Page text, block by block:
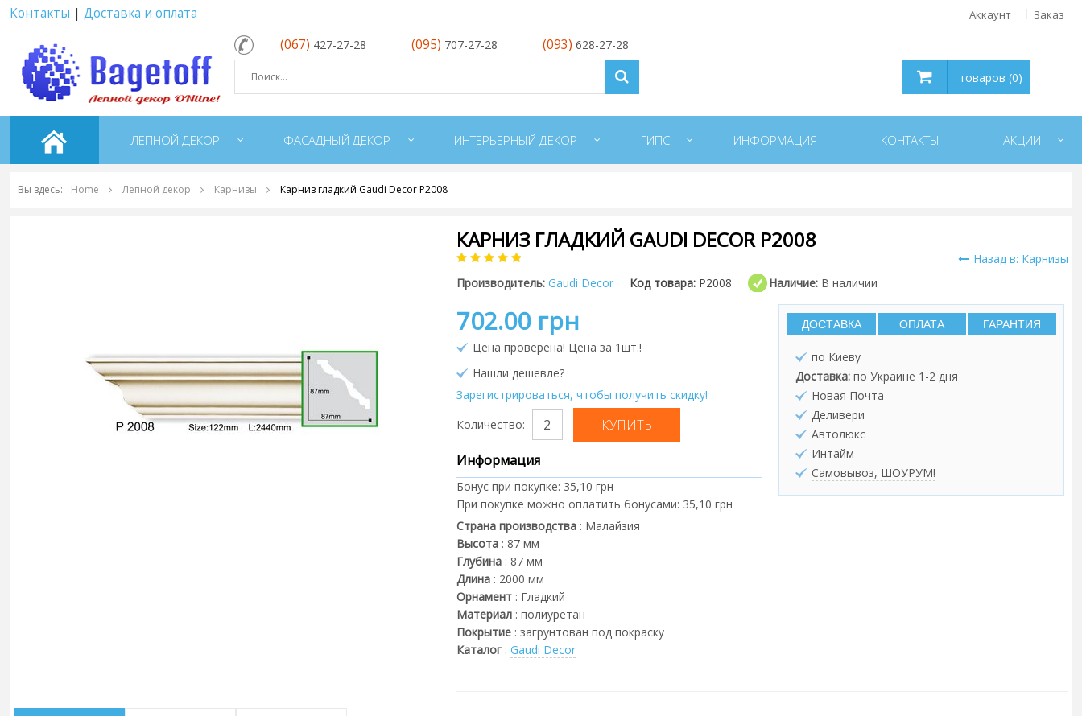
Контакты | Доставка и оплата Аккаунт Заказ
(067) 427-27-28 (095) 707-27-28 (093) 628-27-28
товаров (0)
ЛЕПНОЙ ДЕКОР ФАСАДНЫЙ ДЕКОР ИНТЕРЬЕРНЫЙ ДЕКОР ГИПС ИНФОРМАЦИЯ КОНТАКТЫ АКЦИИ
Вы здесь: Home Лепной декор Карнизы Карниз гладкий Gaudi Decor P2008
КАРНИЗ ГЛАДКИЙ GAUDI DECOR P2008
Назад в: Карнизы
Производитель: Gaudi Decor Код товара: P2008 Наличие: В наличии
702.00 грн
Цена проверена! Цена за 1шт.!
Нашли дешевле?
Зарегистрироваться, чтобы получить скидку!
Количество:
Информация
Бонус при покупке: 35,10 грн
При покупке можно оплатить бонусами: 35,10 грн
Страна производства: Малайзия
Высота: 87 мм
Глубина: 87 мм
Длина: 2000 мм
Орнамент: Гладкий
Материал: полиуретан
Покрытие: загрунтован под покраску
Каталог: Gaudi Decor
ДОСТАВКА ОПЛАТА ГАРАНТИЯ
по Киеву
Доставка: по Украине 1-2 дня
Новая Почта
Деливери
Автолюкс
Интайм
Самовывоз, ШОУРУМ!